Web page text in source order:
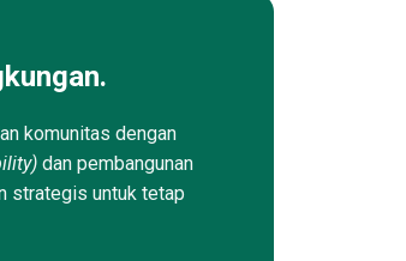
komunitas dengan
dan pembangunan
strategis untuk tetap